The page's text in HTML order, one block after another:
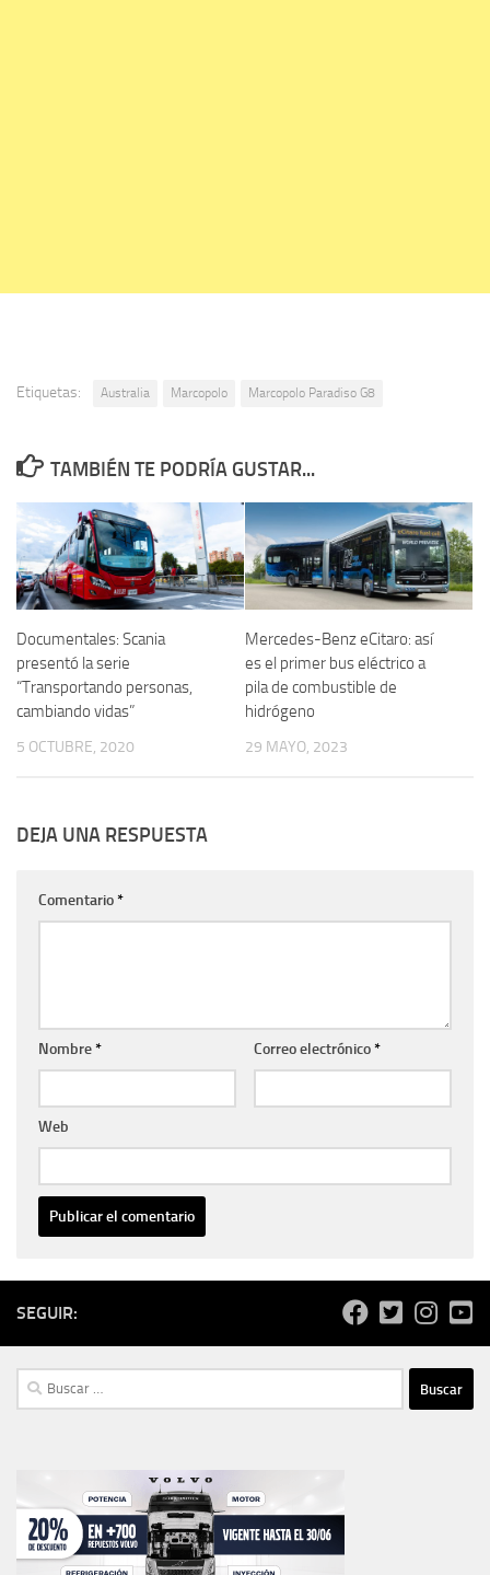
Etiquetas: Australia Marcopolo Marcopolo Paradiso G8
TAMBIÉN TE PODRÍA GUSTAR...
Documentales: Scania
presentó la serie
“Transportando personas,
cambiando vidas”
5 OCTUBRE, 2020
Mercedes-Benz eCitaro: así
es el primer bus eléctrico a
pila de combustible de
hidrógeno
29 MAYO, 2023
DEJA UNA RESPUESTA
Comentario*
Nombre* Correo electrónico*
Web
SEGUIR:
Buscar: